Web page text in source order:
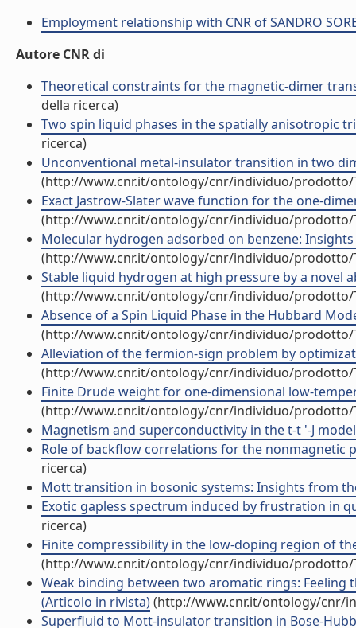
Employment relationship with CNR of SANDRO
Autore CNR di
Theoretical constraints for the magnetic-dimer
della ricerca)
Two spin liquid phases in the spatially anisotropic
ricerca)
Unconventional metal-insulator transition in two
(http://www.cnr.it/ontology/cnr/individuo/prodotto/
Exact Jastrow-Slater wave function for the one-
(http://www.cnr.it/ontology/cnr/individuo/prodotto/
Molecular hydrogen adsorbed on benzene:
(http://www.cnr.it/ontology/cnr/individuo/prodotto/
Stable liquid hydrogen at high pressure by a novel
(http://www.cnr.it/ontology/cnr/individuo/prodotto/
Absence of a Spin Liquid Phase in the Hubbard
(http://www.cnr.it/ontology/cnr/individuo/prodotto/
Alleviation of the fermion-sign problem by
(http://www.cnr.it/ontology/cnr/individuo/prodotto/
Finite Drude weight for one-dimensional low-
(http://www.cnr.it/ontology/cnr/individuo/prodotto/
Magnetism and superconductivity in the t-t '-J
Role of backflow correlations for the nonmagnetic
ricerca)
Mott transition in bosonic systems: Insights from
Exotic gapless spectrum induced by frustration in
ricerca)
Finite compressibility in the low-doping region of
(http://www.cnr.it/ontology/cnr/individuo/prodotto/
Weak binding between two aromatic rings:
(Articolo in rivista)(http://www.cnr.it/ontology/cnr/
Superfluid to Mott-insulator transition in Bose-